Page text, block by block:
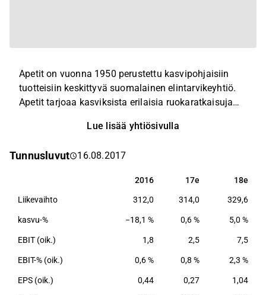
Apetit on vuonna 1950 perustettu kasvipohjaisiin
tuotteisiin keskittyvä suomalainen elintarvikeyhtiö.
Apetit tarjoaa kasviksista erilaisia ruokaratkaisuja
Apetitin tuotantolaitokset sijaitsevat Suomessa ja
alueelle.
Lue lisää yhtiösivulla
Tunnusluvut 16.08.2017
2016 17e 18e
2016 17e 18e
Liikevaihto 312,0 314,0 329,6
kasvu-% −18,1 % 0,6 % 5,0 %
EBIT (oik.) 1,8 2,5 7,5
EBIT-% (oik.) 0,6 % 0,8 % 2,3 %
EPS (oik.) 0,44 0,27 1,04